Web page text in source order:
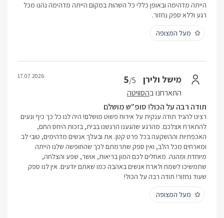
הייתה מדהימה ובאופן כללי כל השהות במקום הייתה מדהימה נהנו מכל
רגע וללא ספק נחזור.
מעל המצופה
מישל ולירן 5/5
התארחנו בהסוויטה
17.07.2026
תודה רבה על הכול! סופ"ש מושלם
רצינו להגיד תודה ענקית על אירוח פשוט מושלם! היה לנו כל כך כיף ונעים
להתארח אצלכם. מהרגע שהגענו הרגשנו בבית, בזכות היחס החם,
האכפתיות וההשקעה בכל פרט קטן. את ובעלך אנשים מדהימים, טובי לב
ומארחים מכל הלב, ואין ספק שתרמתם לכך שהחופשה שלנו הייתה
מיוחדת ומהנה. מאחלים לכם המון בריאות, אושר, שפע והצלחה,
שתמשיכו לשמח ולארח אנשים באהבה כמו שאתם יודעים. אין לנו ספק
שעוד נחזור! תודה רבה על הכול!
מעל המצופה